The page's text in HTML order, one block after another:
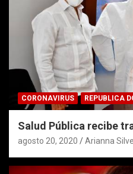
CORONAVIRUS REPUBLICA
Salud Pública recibe
agosto 20, 2020 Arianna